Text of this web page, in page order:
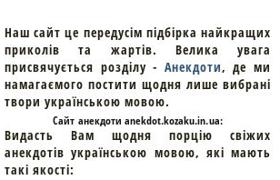
Наш сайт це передусім підбірка найкращих
приколів та жартів. Велика увага
присвячується розділу - Анекдоти, де ми
намагаємого постити щодня лише вибрані
твори українською мовою.
Cайт анекдоти anekdot.kozaku.in.ua:
Видасть Вам щодня порцію свіжих
анекдотів українською мовою, які мають
такі якості: